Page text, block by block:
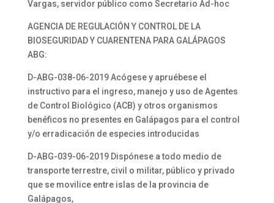
Vargas, servidor público como Secretario Ad-hoc
AGENCIA DE REGULACIÓN Y CONTROL DE LA
BIOSEGURIDAD Y CUARENTENA PARA GALÁPAGOS
ABG:
D-ABG-038-06-2019 Acógese y apruébese el
instructivo para el ingreso, manejo y uso de Agentes
de Control Biológico (ACB) y otros organismos
benéficos no presentes en Galápagos para el control
y/o erradicación de especies introducidas
D-ABG-039-06-2019 Dispónese a todo medio de
transporte terrestre, civil o militar, público y privado
que se movilice entre islas de la provincia de
Galápagos,